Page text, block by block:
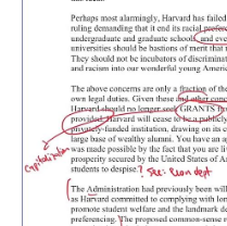
PŘÍSPĚVKY NA PROVOZ
SOCIÁLNÍ SÍTĚ
RUBRIKY
PLNÁ VERZE STRÁNEK